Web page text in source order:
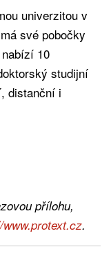
univerzitou v
své pobočky
10
studijní
distanční i
přílohu,
.